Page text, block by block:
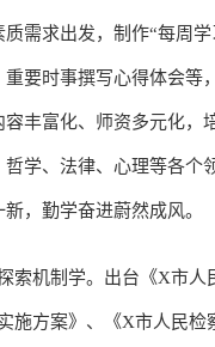
质需求出发，制作“每周
重要时事撰写心得体会等
容丰富化、师资多元化，
哲学、法律、心理等各个
，勤学奋进蔚然成风。
索机制学。出台《X市人
施方案》、《X市人民检